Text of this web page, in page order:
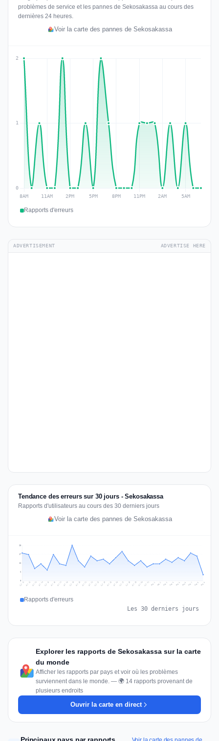
problèmes de service et les pannes de Sekosakassa au cours des
dernières 24 heures.
Voir la carte des pannes de Sekosakassa
Rapports d'erreurs
ADVERTISEMENT ADVERTISE HERE
Tendance des erreurs sur 30 jours - Sekosakassa
Rapports d'utilisateurs au cours des 30 derniers jours
Voir la carte des pannes de Sekosakassa
6
12
17
23
Jul 11 Jul 12 Jul 13 Jul 14 Jul 15 Jul 16 Jul 17 Jul 18 Jul 19 Jul 20 Jul 21 Jul 22 Jul 23 Jul 24 Jul 25 Jul 26 Jul 27 Jul 28 Jul 29 Jul 30 Jul 31 Aug 1 Aug 2 Aug 3 Aug 4 Aug 5 Aug 6 Aug 7 Aug 8 Aug 9
Rapports d'erreurs
Les 30 derniers jours
Explorer les rapports de Sekosakassa sur la carte
du monde
Afficher les rapports par pays et voir où les problèmes
surviennent dans le monde. — 🌍 14 rapports provenant de
plusieurs endroits
Ouvrir la carte en direct